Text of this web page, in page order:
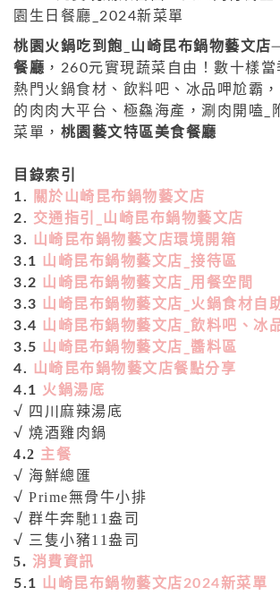
桃園火鍋吃到飽 山崎昆布鍋物藝文店
餐廳 ，260元實現蔬菜自由！數十樣當
熱門火鍋食材、飲料吧、冰品呷尬霸
的肉肉大平台、極鱻海產，涮肉開嗑_
菜單， 桃園藝文特區美食餐廳
目錄索引
1.
關於山崎昆布鍋物藝文店
2. 交通指引_山崎昆布鍋物藝文店
3.
山崎昆布鍋物藝文店環境開箱
3.1
山崎昆布鍋物藝文店_接待區
3.2
山崎昆布鍋物藝文店_用餐空間
3.3
山崎昆布鍋物藝文店_火鍋食材自
3.4
山崎昆布鍋物藝文店_飲料吧、冰
3.5
山崎昆布鍋物藝文店_醬料區
4.
山崎昆布鍋物藝文店餐點分享
4.1 火鍋湯底
√ 四川麻辣湯底
√ 燒酒雞肉鍋
4.2 主餐
√ 海鮮總匯
√ Prime無骨牛小排
√ 群牛奔馳11盎司
√
三隻小豬11盎司
5. 消費資訊
5.1
山崎昆布鍋物藝文店2024新菜單